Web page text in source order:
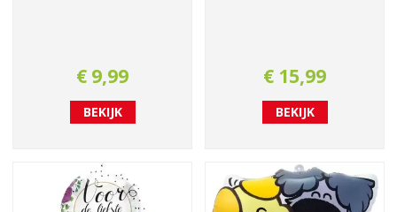
€ 9,99
BEKIJK
€ 15,99
BEKIJK